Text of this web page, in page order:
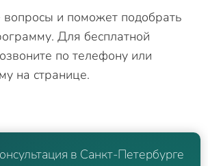
вопросы и поможет подобрать
Для бесплатной
по телефону или
на странице.
в Санкт-Петербурге